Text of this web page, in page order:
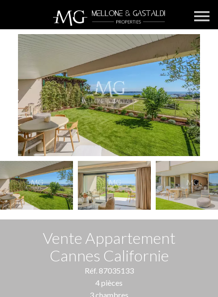
Vente Appartement
Cannes Californie
Réf. 87035133
4 pièces
3 chambres